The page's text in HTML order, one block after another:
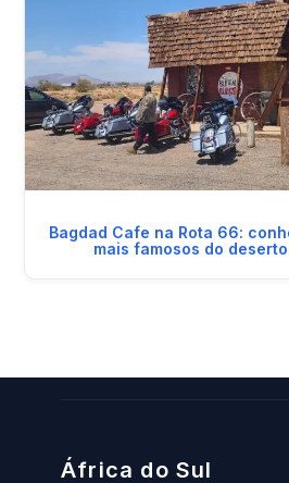
Bagdad Cafe na Rota 66:
mais famosos do
África do Sul